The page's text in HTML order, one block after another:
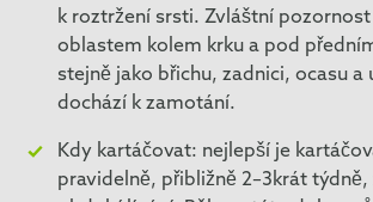
k roztržení srsti. Zvláštní
oblastem kolem krku a pod
stejně jako břichu, zadnici, ocasu a
dochází k zamotání.
Kdy kartáčovat: nejlepší je
pravidelně, přibližně 2–3krát týdně,